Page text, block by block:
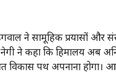
डंगवाल ने सामूहिक प्रयासों
ने कहा कि हिमालय अब
विकास पथ अपनाना होगा।